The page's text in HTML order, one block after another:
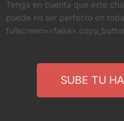
Tenga en cuenta que este
puede no ser perfecto en
fullscreen=»false»
SUBE TU